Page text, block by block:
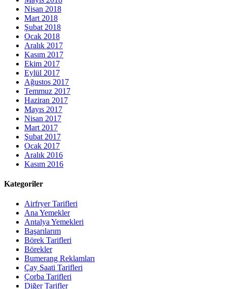
Nisan 2018
Mart 2018
Şubat 2018
Ocak 2018
Aralık 2017
Kasım 2017
Ekim 2017
Eylül 2017
Ağustos 2017
Temmuz 2017
Haziran 2017
Mayıs 2017
Nisan 2017
Mart 2017
Şubat 2017
Ocak 2017
Aralık 2016
Kasım 2016
Kategoriler
Airfryer Tarifleri
Ana Yemekler
Antalya Yemekleri
Başarılarım
Börek Tarifleri
Börekler
Bumerang Reklamları
Çay Saati Tarifleri
Çorba Tarifleri
Diğer Tarifler